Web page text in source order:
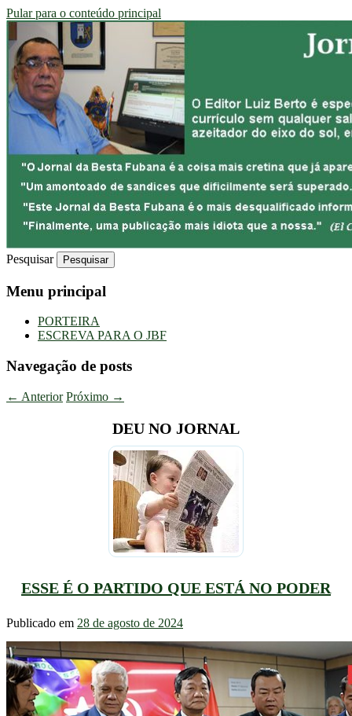
Pular para o conteúdo principal
JORNAL DA BESTA FUBANA
Uma Gazeta Escrota
Pesquisar
Menu principal
PORTEIRA
ESCREVA PARA O JBF
Navegação de posts
← Anterior Próximo →
DEU NO JORNAL
ESSE É O PARTIDO QUE ESTÁ NO PODER
Publicado em 28 de agosto de 2024